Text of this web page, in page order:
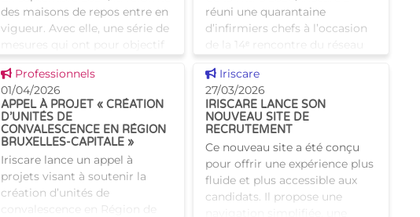
des maisons de repos entre en
vigueur. Avec elle, une série de
mesures qui ont pour objectif
des résidents ainsi que la
qualité des s
réuni une quarantaine
d’infirmiers chefs à l’occasion
de la 14ᵉ rencontre du réseau
maisons de repos et des
maisons de repos et de soins
Voir cette news
Professionnels
01/04/2026
APPEL À PROJET « CRÉATION
D’UNITÉS DE
CONVALESCENCE EN RÉGION
BRUXELLES-CAPITALE »
Iriscare lance un appel à
projets visant à soutenir la
création d’unités de
convalescence en Région de
Voir cette news
Iriscare
27/03/2026
IRISCARE LANCE SON
NOUVEAU SITE DE
RECRUTEMENT
Ce nouveau site a été conçu
pour offrir une expérience plus
fluide et plus accessible aux
candidats. Il propose une